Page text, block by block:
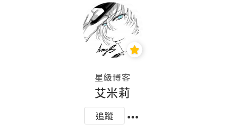
星級博客
艾米莉
追蹤